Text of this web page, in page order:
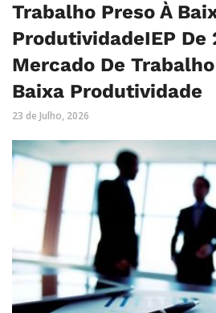
Trabalho Preso À
ProdutividadeIEP De
Mercado De
Baixa Produtividade
23 de Julho, 2026